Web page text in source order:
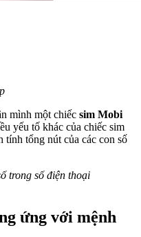
mình một chiếc sim Mobi
yếu tố khác của chiếc sim
tính tổng nút của các con số
trong số điện thoại
ứng với mệnh